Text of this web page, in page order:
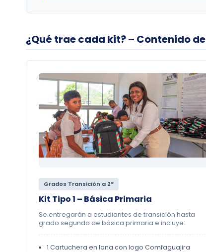
¿Qué trae cada kit? – Contenido
Grados Transición a 2°
Kit Tipo 1 – Básica Primaria
Se entregarán a estudiantes de transición hasta
grado segundo de básica primaria e incluye:
1 Cartuchera en lona con logo Comfaguajira